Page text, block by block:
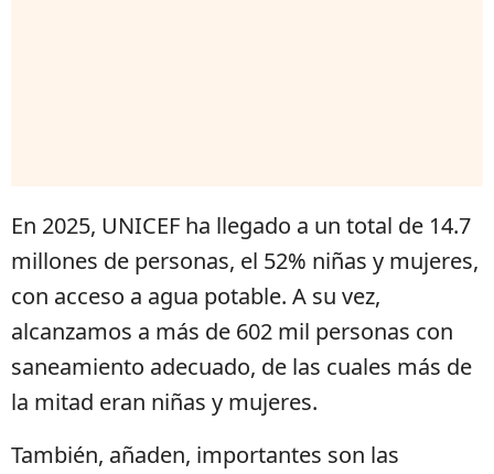
En 2025, UNICEF ha llegado a un total de 14.7
millones de personas, el 52% niñas y mujeres,
con acceso a agua potable. A su vez,
alcanzamos a más de 602 mil personas con
saneamiento adecuado, de las cuales más de
la mitad eran niñas y mujeres.
También, añaden, importantes son las